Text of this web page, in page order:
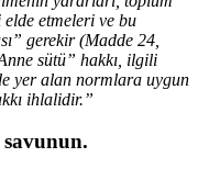
elde etmeleri ve bu
gerekir (Madde 24,
sütü” hakkı, ilgili
yer alan normlara uygun
ihlalidir.”
savunun.